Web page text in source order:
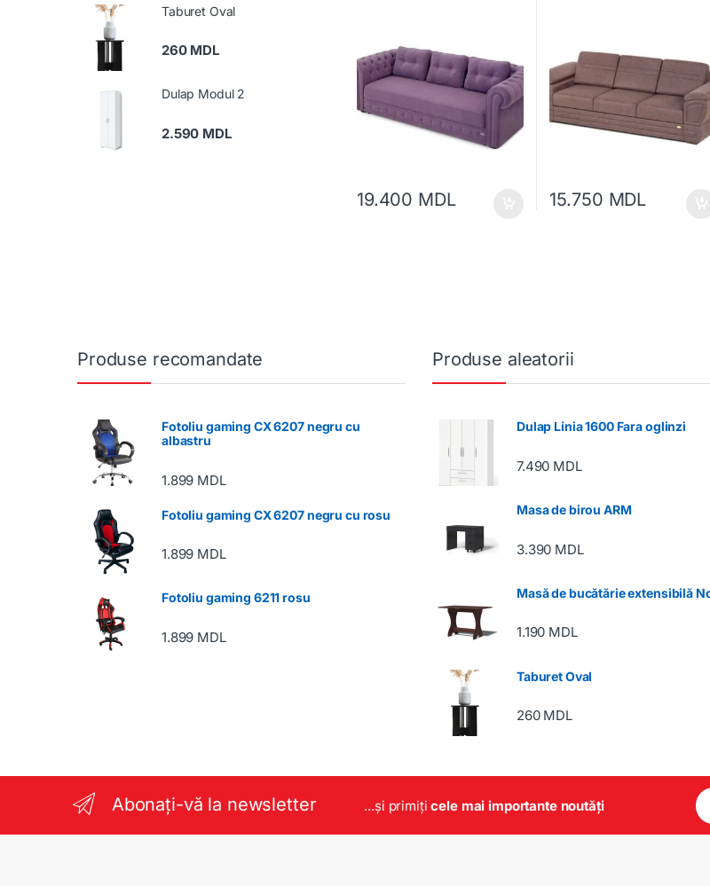
19.400 MDL 15.750 MDL
Taburet Oval
260 MDL
Dulap Modul 2
2.590 MDL
Produse recomandate
Fotoliu gaming CX 6207 negru cu
albastru
1.899 MDL
Fotoliu gaming CX 6207 negru cu rosu
1.899 MDL
Fotoliu gaming 6211 rosu
1.899 MDL
Produse aleatorii
Dulap Linia 1600 Fara oglinzi
7.490 MDL
Masa de birou ARM
3.390 MDL
Masă de bucătărie extensibilă
1.190 MDL
Taburet Oval
260 MDL
Abonați-vă la newsletter ...și primițicele mai importante noutăți
E
m